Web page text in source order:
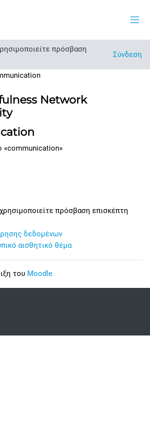
πρόσβαση
Σύνδεση
Network
«communication»
πρόσβαση επισκέπτη
δεδομένων
αισθητικό θέμα
του Moodle